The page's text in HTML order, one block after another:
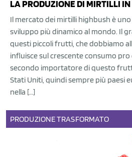
LA PRODUZIONE DI MIRTILLI
Il mercato dei mirtilli highbush è
sviluppo più dinamico al mondo. Il
questi piccoli frutti, che dobbiamo
influisce sul crescente consumo pro
secondo importatore di questo
Stati Uniti, quindi sempre più paesi
nella […]
PRODUZIONETRASFORMATO